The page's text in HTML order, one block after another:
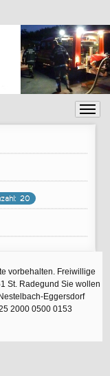
20
vorbehalten. Freiwillige
St. Radegund Sie wollen
Eggersdorf
2000 0500 0153